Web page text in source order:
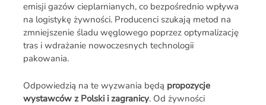
emisji gazów cieplarnianych, co bezpośrednio wpływa
na logistykę żywności. Producenci szukają metod na
zmniejszenie śladu węglowego poprzez optymalizację
tras i wdrażanie nowoczesnych technologii
pakowania.
Odpowiedzią na te wyzwania będą propozycje
wystawców z Polski i zagranicy. Od żywności